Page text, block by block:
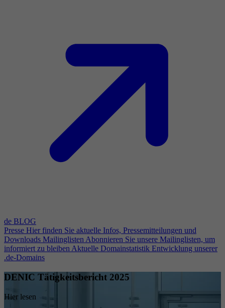
de BLOG
Presse Hier finden Sie aktuelle Infos, Pressemitteilungen und
Downloads Mailinglisten Abonnieren Sie unsere Mailinglisten, um
informiert zu bleiben Aktuelle Domainstatistik Entwicklung unserer
.de-Domains
DENIC Tätigkeitsbericht 2025
Hier lesen